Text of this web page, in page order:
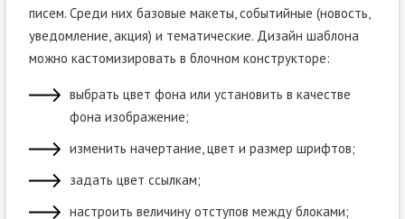
писем. Среди них базовые макеты, событийные (новость,
уведомление, акция) и тематические. Дизайн шаблона
можно кастомизировать в блочном конструкторе:
выбрать цвет фона или установить в качестве
фона изображение;
изменить начертание, цвет и размер шрифтов;
задать цвет ссылкам;
настроить величину отступов между блоками;